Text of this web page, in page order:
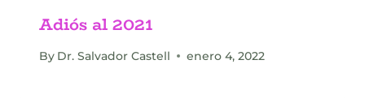
Adiós al 2021
By Dr. Salvador Castell enero 4, 2022